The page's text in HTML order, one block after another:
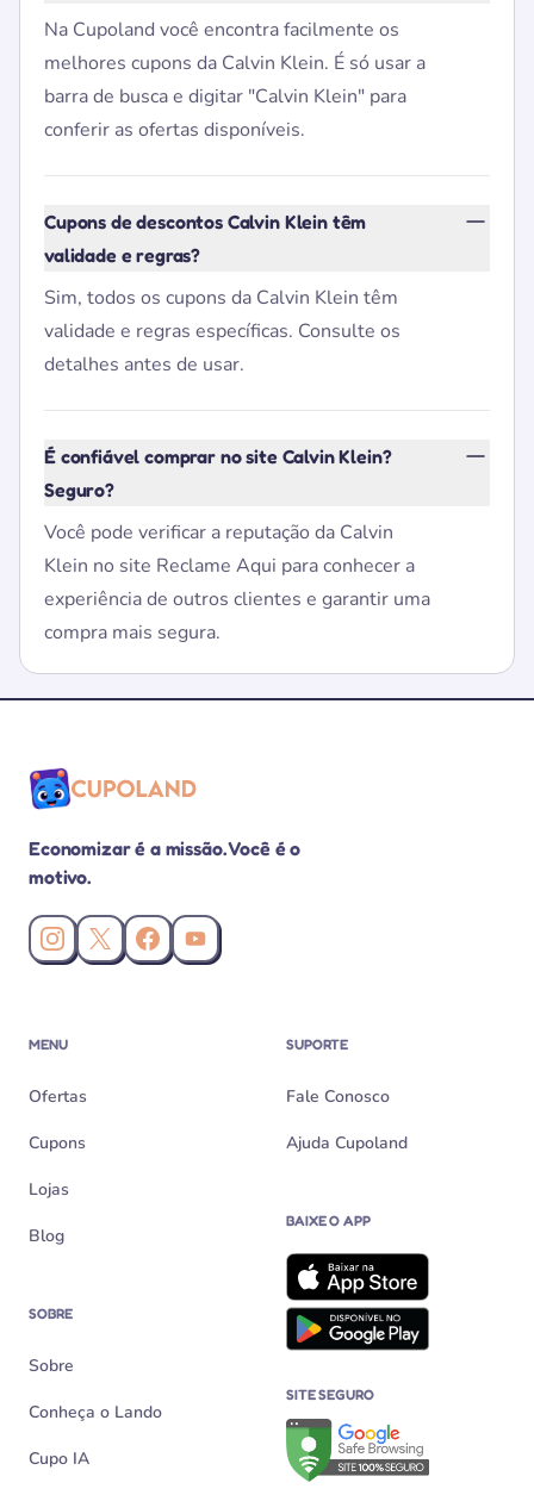
Na Cupoland você encontra facilmente os
melhores cupons da Calvin Klein. É só usar a
barra de busca e digitar "Calvin Klein" para
conferir as ofertas disponíveis.
Cupons de descontos Calvin Klein têm
validade e regras?
Sim, todos os cupons da Calvin Klein têm
validade e regras específicas. Consulte os
detalhes antes de usar.
É confiável comprar no site Calvin Klein?
Seguro?
Você pode verificar a reputação da Calvin
Klein no site Reclame Aqui para conhecer a
experiência de outros clientes e garantir uma
compra mais segura.
Economizar é a missão. Você é o
motivo.
Instagram da Cupoland
X (Twitter) da Cupoland
Facebook da Cupoland
Canal da Cupoland no YouTube
MENU
Ofertas
Cupons
Lojas
Blog
SOBRE
Sobre
Conheça o Lando
Cupo IA
SUPORTE
Fale Conosco
Ajuda Cupoland
BAIXE O APP
SITE SEGURO
Verificação de site seguro